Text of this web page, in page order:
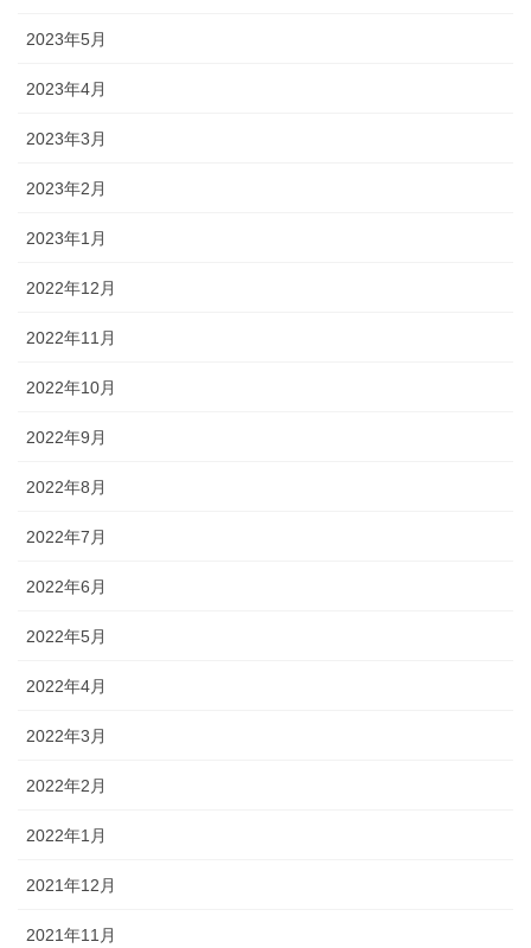
2023年5月
2023年4月
2023年3月
2023年2月
2023年1月
2022年12月
2022年11月
2022年10月
2022年9月
2022年8月
2022年7月
2022年6月
2022年5月
2022年4月
2022年3月
2022年2月
2022年1月
2021年12月
2021年11月